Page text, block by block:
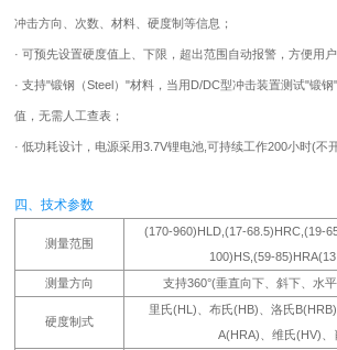
冲击方向、次数、材料、硬度制等信息；
· 可预先设置硬度值上、下限，超出范围自动报警，方便用
· 支持"锻钢（Steel）"材料，当用D/DC型冲击装置测试"锻
值，无需人工查表；
· 低功耗设计，电源采用3.7V锂电池,可持续工作200小时(不
四、技术参数
测量范围
(170-960)HLD,(17-68.5)HRC,(19-
100)HS,(59-
测量方向
支持360°(垂直向下、斜下、水
硬度制式
里氏(HL)、布氏(HB)、洛氏
A(HRA)、维氏(HV)、